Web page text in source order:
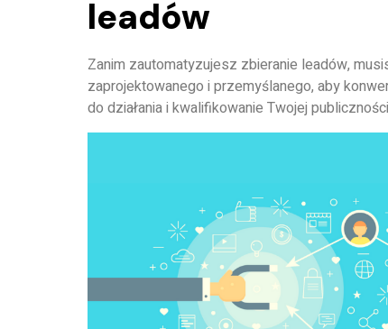
leadów
Zanim zautomatyzujesz zbieranie leadów,
zaprojektowanego i przemyślanego, aby
do działania i kwalifikowanie Twojej